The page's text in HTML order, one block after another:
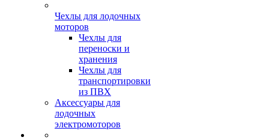
Чехлы для лодочных
моторов
Чехлы для
переноски и
хранения
Чехлы для
транспортировки
из ПВХ
Аксессуары для
лодочных
электромоторов